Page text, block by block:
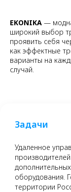
EKONIKA —
широкий выбор
проявить себя
как эффектные
варианты на
случай.
Задачи
Удаленное
оборудования.
территории